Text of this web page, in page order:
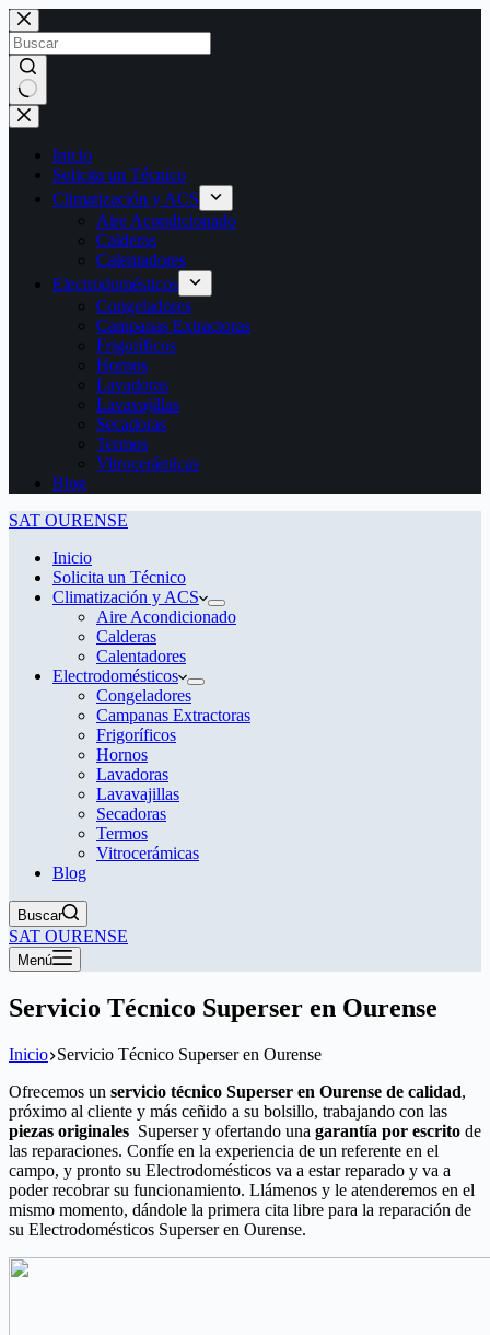
Saltar
al
contenido
Sin
resultados
Inicio
Solicita un Técnico
Climatización y ACS
Aire Acondicionado
Calderas
Calentadores
Electrodomésticos
Congeladores
Campanas Extractoras
Frigoríficos
Hornos
Lavadoras
Lavavajillas
Secadoras
Termos
Vitrocerámicas
Blog
SAT OURENSE
Inicio
Solicita un Técnico
Climatización y ACS
Aire Acondicionado
Calderas
Calentadores
Electrodomésticos
Congeladores
Campanas Extractoras
Frigoríficos
Hornos
Lavadoras
Lavavajillas
Secadoras
Termos
Vitrocerámicas
Blog
Buscar
SAT OURENSE
Menú
Servicio Técnico Superser en Ourense
Inicio Servicio Técnico Superser en Ourense
Ofrecemos un servicio técnico Superser en Ourense de calidad,
próximo al cliente y más ceñido a su bolsillo, trabajando con las
piezas originales Superser y ofertando una garantía por escrito de
las reparaciones. Confíe en la experiencia de un referente en el
campo, y pronto su Electrodomésticos va a estar reparado y va a
poder recobrar su funcionamiento. Llámenos y le atenderemos en el
mismo momento, dándole la primera cita libre para la reparación de
su Electrodomésticos Superser en Ourense.